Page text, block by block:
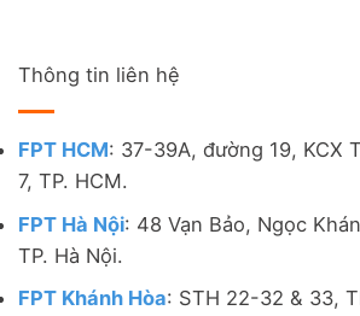
Thông tin liên hệ
FPT HCM: 37-39A, đường 19, KCX
7, TP. HCM.
FPT Hà Nội: 48 Vạn Bảo, Ngọc
TP. Hà Nội.
FPT Khánh Hòa: STH 22-32 & 33,